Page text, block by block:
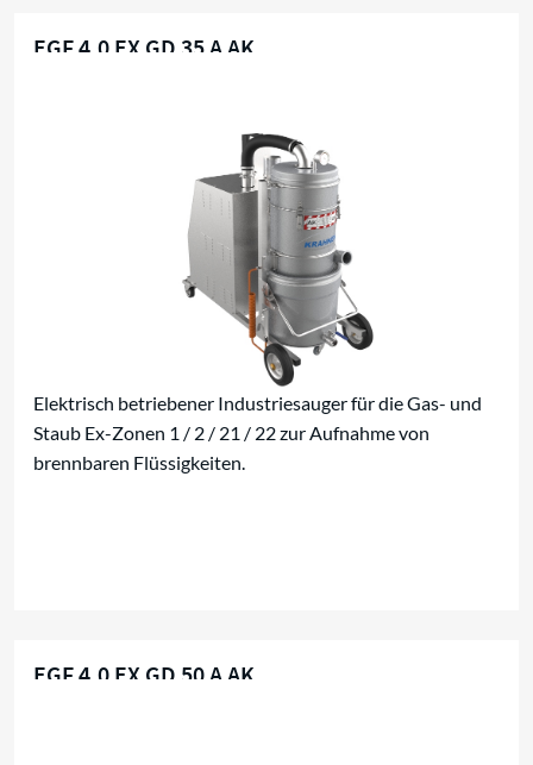
EGF 4,0 EX GD 35 A AK
Elektrisch betriebener Industriesauger für die Gas- und
Staub Ex-Zonen 1 / 2 / 21 / 22 zur Aufnahme von
brennbaren Flüssigkeiten.
EGF 4,0 EX GD 50 A AK